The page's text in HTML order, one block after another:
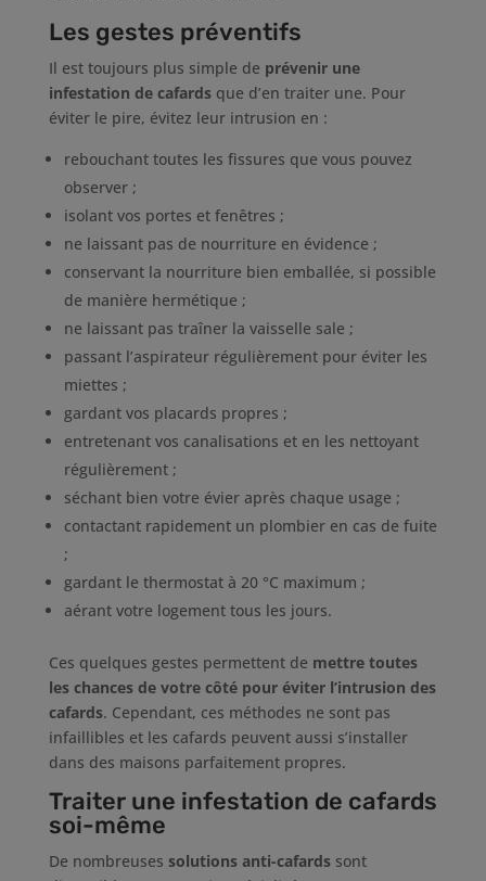
Les gestes préventifs
Il est toujours plus simple de prévenir une
infestation de cafardsque d’en traiter une. Pour
éviter le pire, évitez leur intrusion en :
rebouchant toutes les fissures que vous pouvez
observer ;
isolant vos portes et fenêtres ;
ne laissant pas de nourriture en évidence ;
conservant la nourriture bien emballée, si possible
de manière hermétique ;
ne laissant pas traîner la vaisselle sale ;
passant l’aspirateur régulièrement pour éviter les
miettes ;
gardant vos placards propres ;
entretenant vos canalisations et en les nettoyant
régulièrement ;
séchant bien votre évier après chaque usage ;
contactant rapidement un plombier en cas de fuite
;
gardant le thermostat à 20 °C maximum ;
aérant votre logement tous les jours.
Ces quelques gestes permettent de mettre toutes
les chances de votre côté pour éviter l’intrusion des
cafards. Cependant, ces méthodes ne sont pas
infaillibles et les cafards peuvent aussi s’installer
dans des maisons parfaitement propres.
Traiter une infestation de cafards
soi-même
De nombreuses solutions anti-cafardssont